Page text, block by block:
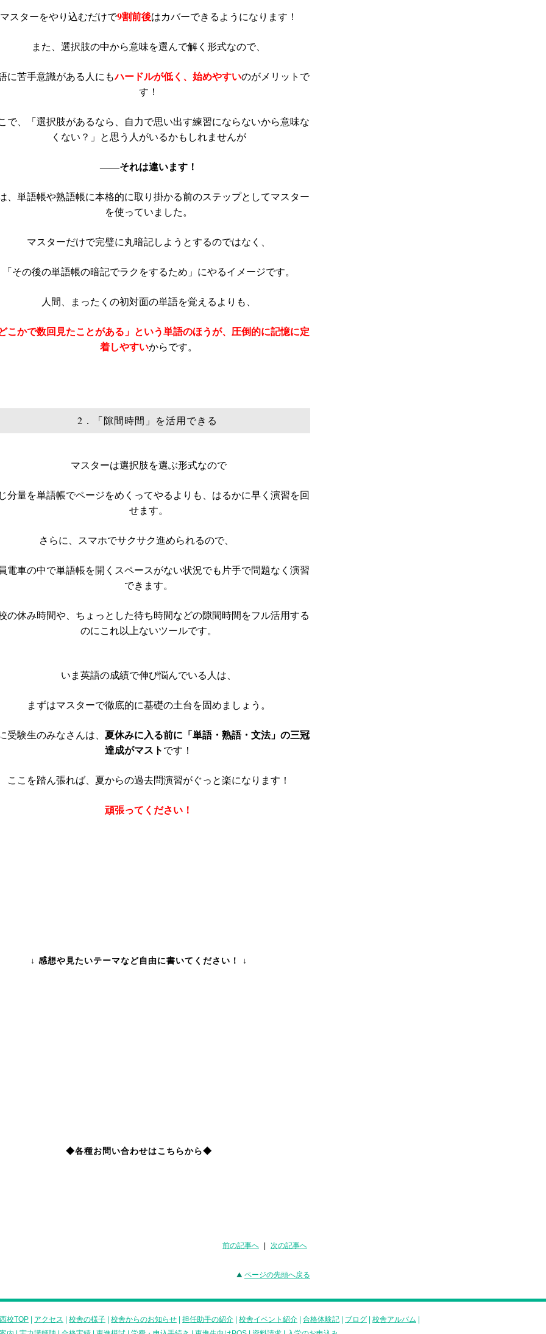
マスターをやり込むだけで9割前後はカバーできるようになります！
また、選択肢の中から意味を選んで解く形式なので、
に苦手意識がある人にもハードルが低く、始めやすいのがメリットで
す！
で、「選択肢があるなら、自力で思い出す練習にならないから意味な
くない？」と思う人がいるかもしれませんが
――それは違います！
、単語帳や熟語帳に本格的に取り掛かる前のステップとしてマスター
を使っていました。
マスターだけで完璧に丸暗記しようとするのではなく、
「その後の単語帳の暗記でラクをするため」にやるイメージです。
人間、まったくの初対面の単語を覚えるよりも、
こかで数回見たことがある」という単語のほうが、圧倒的に記憶に定
着しやすいからです。
2．「隙間時間」を活用できる
マスターは選択肢を選ぶ形式なので
分量を単語帳でページをめくってやるよりも、はるかに早く演習を回
せます。
さらに、スマホでサクサク進められるので、
電車の中で単語帳を開くスペースがない状況でも片手で問題なく演習
できます。
の休み時間や、ちょっとした待ち時間などの隙間時間をフル活用する
のにこれ以上ないツールです。
いま英語の成績で伸び悩んでいる人は、
まずはマスターで徹底的に基礎の土台を固めましょう。
受験生のみなさんは、 夏休みに入る前に「単語・熟語・文法」の三冠
達成がマストです！
ここを踏ん張れば、夏からの過去問演習がぐっと楽になります！
頑張ってください！
↓ 感想や見たいテーマなど自由に書いてください！ ↓
◆各種お問い合わせはこちらから◆
前の記事へ 次の記事へ
ページの先頭へ戻る
校TOP アクセス 校舎の様子 校舎からのお知らせ 担任助手の紹介 校舎イベント紹介 合格体験記 ブログ 校舎アルバム